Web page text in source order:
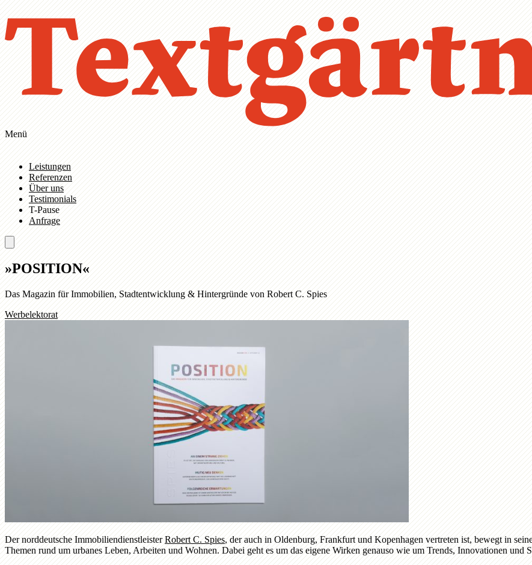
Zum Hauptinhalt springen
Zur Navigation springen
Menü
Leistungen
Referenzen
Über uns
Testimonials
T-Pause
Anfrage
»POSITION«
Das Magazin für Immobilien, Stadtentwicklung & Hintergründe von Robert C. Spies
Werbelektorat
Der norddeutsche ImmobiliendienstleisterRobert C. Spies, der auch in Oldenburg, Frankfurt und Kopenhagen vertreten ist, bewegt in
Themen rund um urbanes Leben, Arbeiten und Wohnen. Dabei geht es um das eigene Wirken genauso wie um Trends, Innovationen und